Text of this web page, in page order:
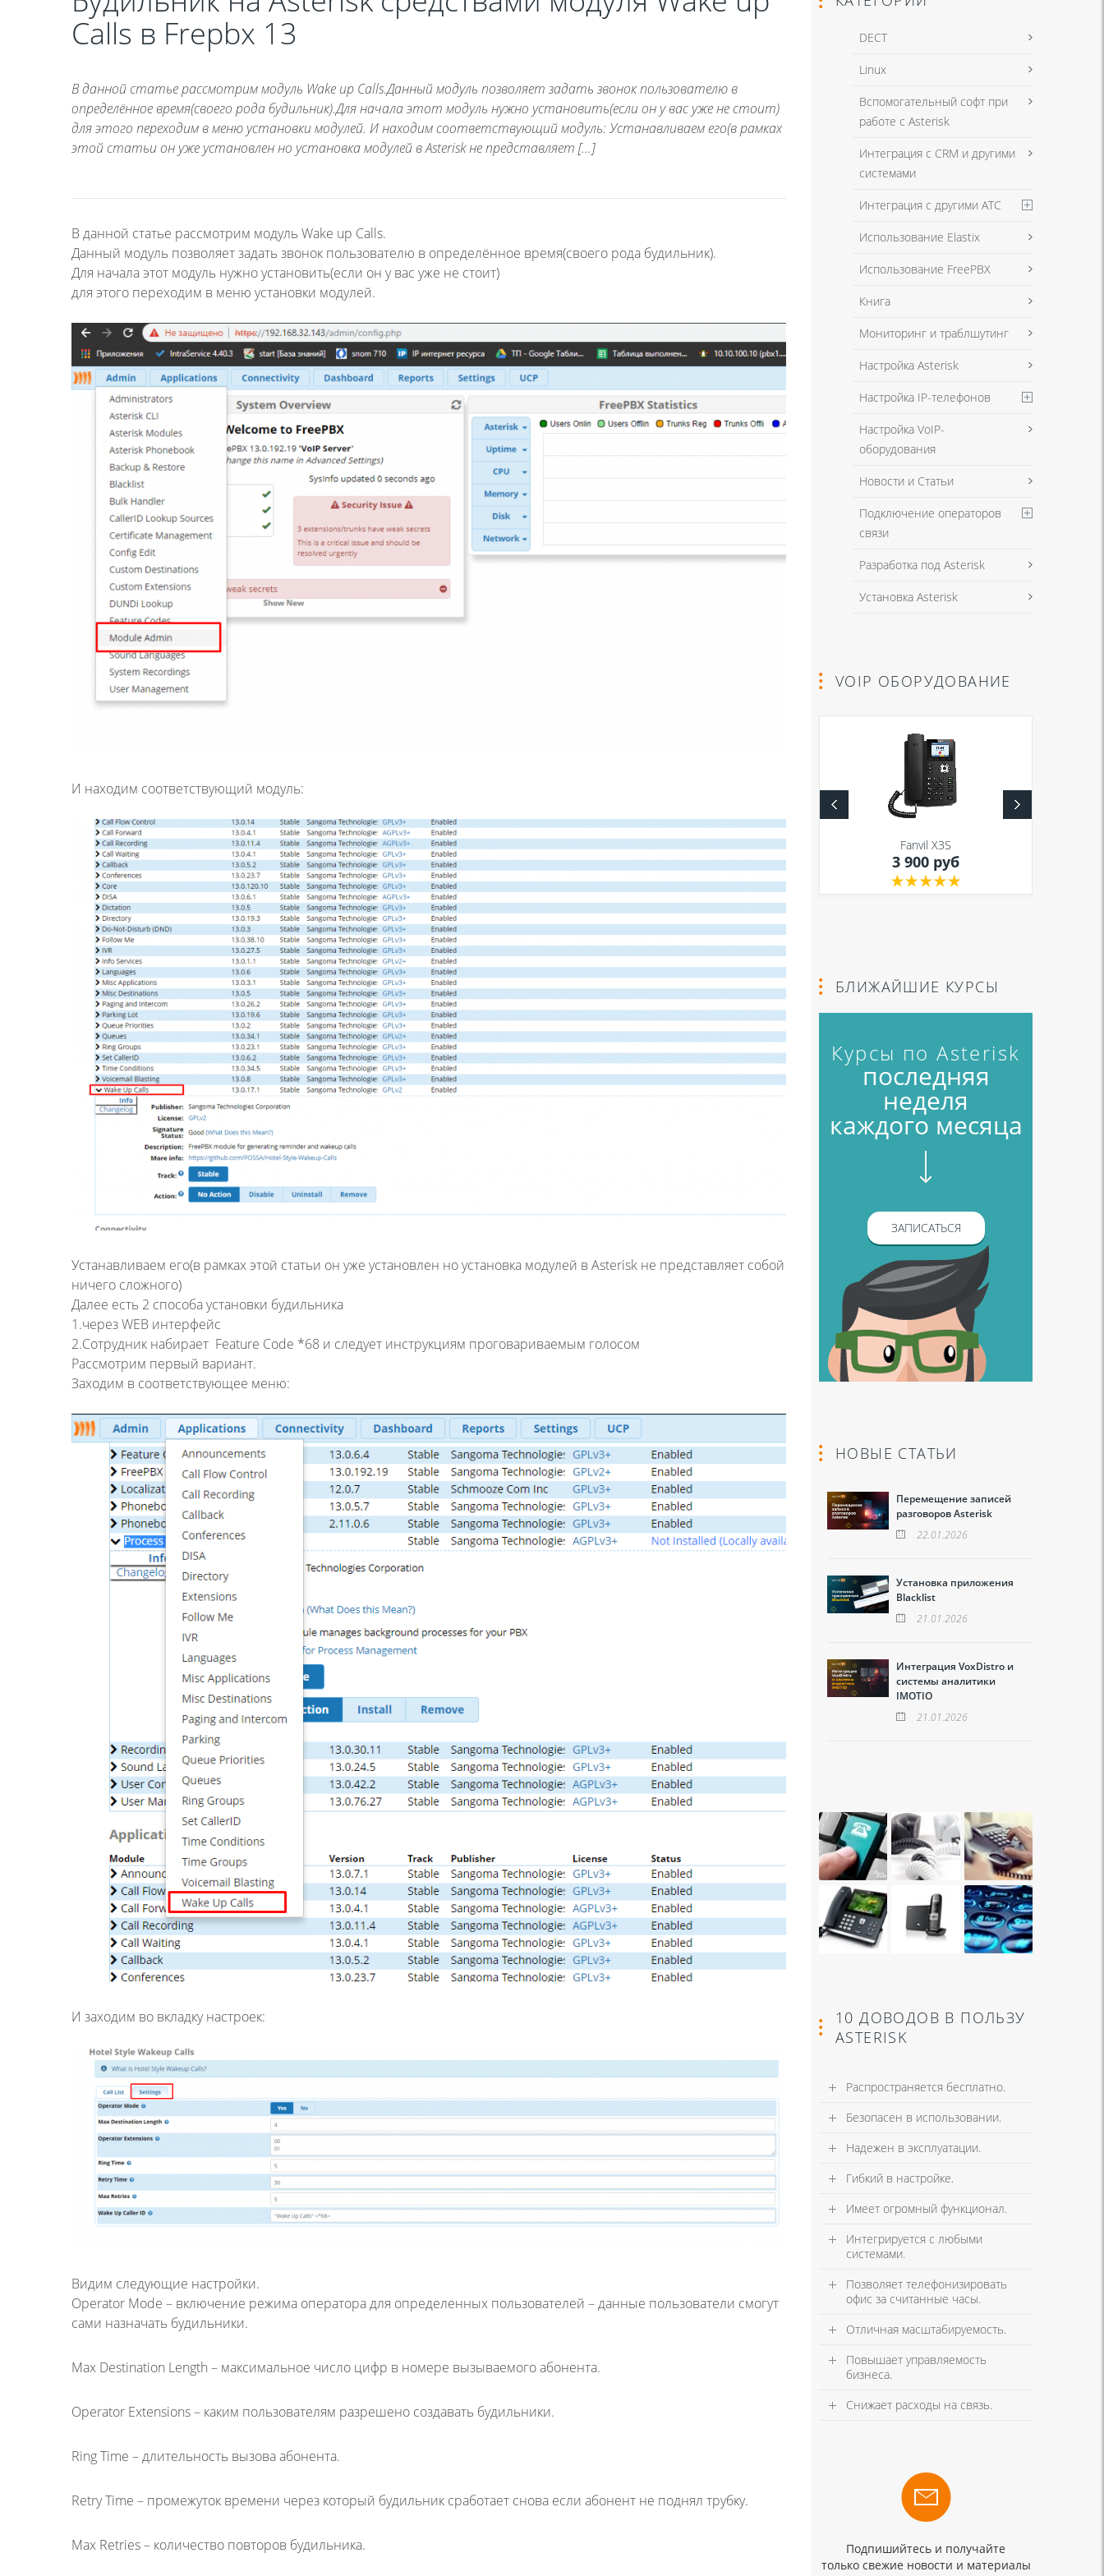
Calls в Frepbx 13
В данной статье рассмотрим модуль Wake up Calls.Данный модуль позволяет задать звонок пользователю в
определённое время(своего рода будильник).Для начала этот модуль нужно установить(если он у вас уже не стоит)
для этого переходим в меню установки модулей. И находим соответствующий модуль: Устанавливаем его(в рамках
этой статьи он уже установлен но установка модулей в Asterisk не представляет […]
В данной статье рассмотрим модуль Wake up Calls.
Данный модуль позволяет задать звонок пользователю в определённое время(своего рода будильник).
Для начала этот модуль нужно установить(если он у вас уже не стоит)
для этого переходим в меню установки модулей.
И находим соответствующий модуль:
Устанавливаем его(в рамках этой статьи он уже установлен но установка модулей в Asterisk не представляет собой
ничего сложного)
Далее есть 2 способа установки будильника
1.через WEB интерфейс
2.Сотрудник набирает Feature Code *68 и следует инструкциям проговариваемым голосом
Рассмотрим первый вариант.
Заходим в соответствующее меню:
И заходим во вкладку настроек:
Видим следующие настройки.
Operator Mode – включение режима оператора для определенных пользователей – данные пользователи смогут
сами назначать будильники.
Max Destination Length – максимальное число цифр в номере вызываемого абонента.
Operator Extensions – каким пользователям разрешено создавать будильники.
Ring Time – длительность вызова абонента.
Retry Time – промежуток времени через который будильник сработает снова если абонент не поднял трубку.
Max Retries – количество повторов будильника.
DECT
Linux
Вспомогательный софт при
работе с Asterisk
Интеграция с CRM и другими
системами
Интеграция с другими АТС
Использование Elastix
Использование FreePBX
Книга
Мониторинг и траблшутинг
Настройка Asterisk
Настройка IP-телефонов
Настройка VoIP-
оборудования
Новости и Статьи
Подключение операторов
связи
Разработка под Asterisk
Установка Asterisk
VOIP ОБОРУДОВАНИЕ
Fanvil X3S
2 990 руб Fanvil X3S
3 900 руб
БЛИЖАЙШИЕ КУРСЫ
Курсы по Asterisk
последняя
неделя
каждого месяца
ЗАПИСАТЬСЯ
НОВЫЕ СТАТЬИ
Перемещение записей
разговоров Asterisk
22.01.2026
Установка приложения
Blacklist
21.01.2026
Интеграция VoxDistro и
системы аналитики
IMOTIO
21.01.2026
10 ДОВОДОВ В ПОЛЬЗУ
ASTERISK
Распространяется бесплатно.
Безопасен в использовании.
Надежен в эксплуатации.
Гибкий в настройке.
Имеет огромный функционал.
Интегрируется с любыми
системами.
Позволяет телефонизировать
офис за считанные часы.
Отличная масштабируемость.
Повышает управляемость
бизнеса.
Снижает расходы на связь.
Подпишийтесь и получайте
только свежие новости и материалы